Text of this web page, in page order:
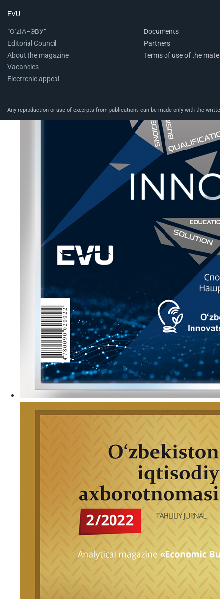
EVU
“O‘zIA–ЭВУ”
Editorial Council
About the magazine
Vacancies
Electronic appeal
Documents
Partners
Terms of use of the
Any reproduction or use of excerpts from publications can be made only with the